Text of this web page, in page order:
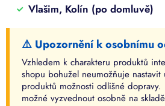
Vlašim, Kolín (po domluvě)
⚠️ Upozornění k osobnímu
Vzhledem k charakteru produktů
shopu bohužel neumožňuje
produktů možnosti odlišné
možné vyzvednout osobně na